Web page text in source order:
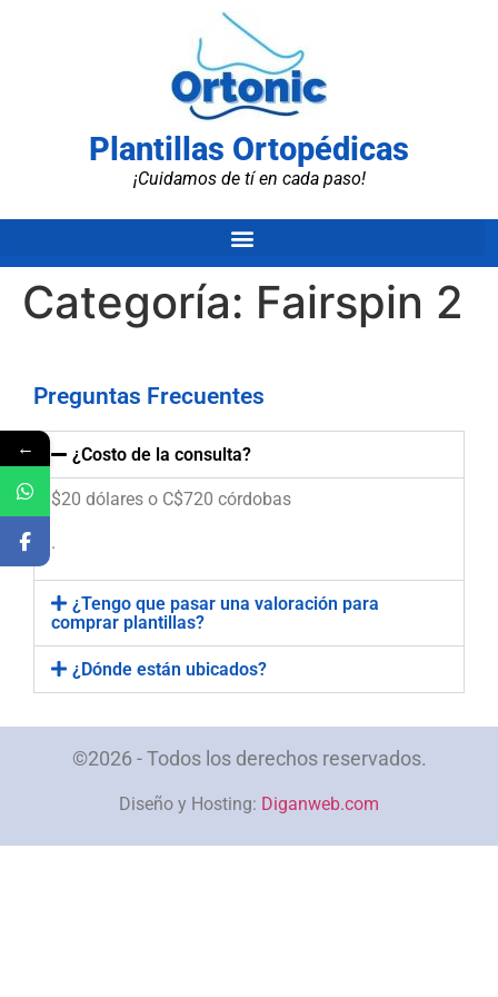
Plantillas Ortopédicas
¡Cuidamos de tí en cada paso!
Categoría: Fairspin 2
Preguntas Frecuentes
¿Costo de la consulta?
$20 dólares o C$720 córdobas
.
¿Tengo que pasar una valoración para
comprar plantillas?
¿Dónde están ubicados?
©2026 - Todos los derechos reservados.
Diseño y Hosting: Diganweb.com
←